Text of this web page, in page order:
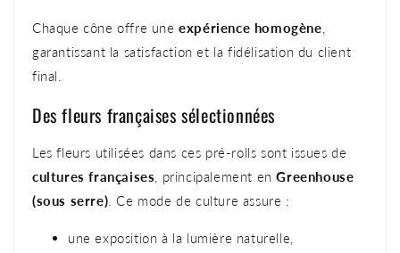
Chaque cône offre uneexpérience homogène
garantissant la satisfaction et la fidélisation du client
final.
Des fleurs françaises sélectionnées
Les fleurs utilisées dans ces pré-rolls sont issues de
cultures françaises , principalement enGreenhouse
(sous serre) . Ce mode de culture assure :
une exposition à la lumière naturelle,